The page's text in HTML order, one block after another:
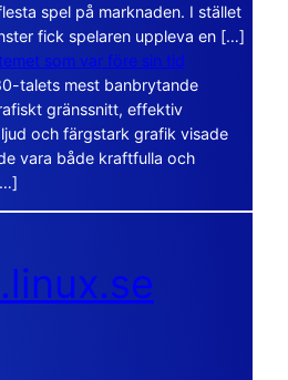
spel på marknaden. I stället
fick spelaren uppleva en […]
som var före sin tid
talets mest banbrytande
gränssnitt, effektiv
och färgstark grafik visade
vara både kraftfulla och